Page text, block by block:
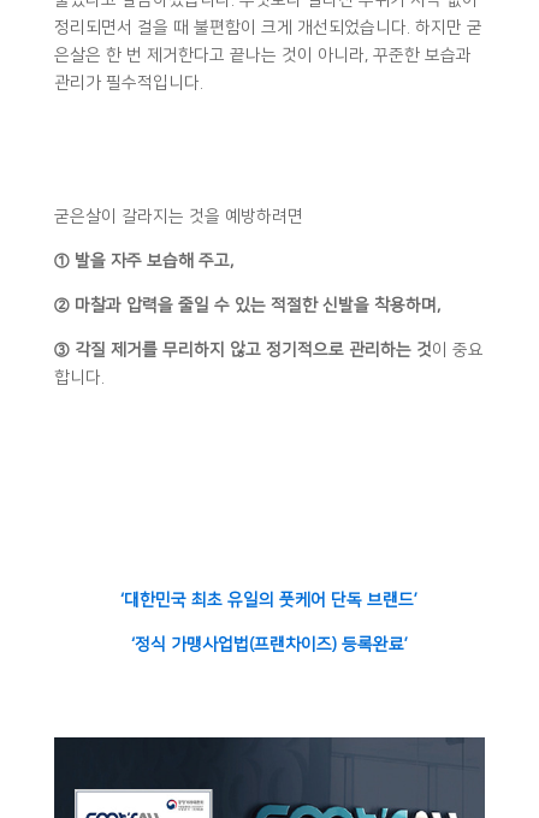
정리되면서 걸을 때 불편함이 크게 개선되었습니다. 하지만 굳
은살은 한 번 제거한다고 끝나는 것이 아니라, 꾸준한 보습과
관리가 필수적입니다.
굳은살이 갈라지는 것을 예방하려면
① 발을 자주 보습해 주고,
② 마찰과 압력을 줄일 수 있는 적절한 신발을 착용하며,
③ 각질 제거를 무리하지 않고 정기적으로 관리하는 것이 중요
합니다.
‘대한민국 최초 유일의 풋케어 단독 브랜드’
‘정식 가맹사업법(프랜차이즈) 등록완료’